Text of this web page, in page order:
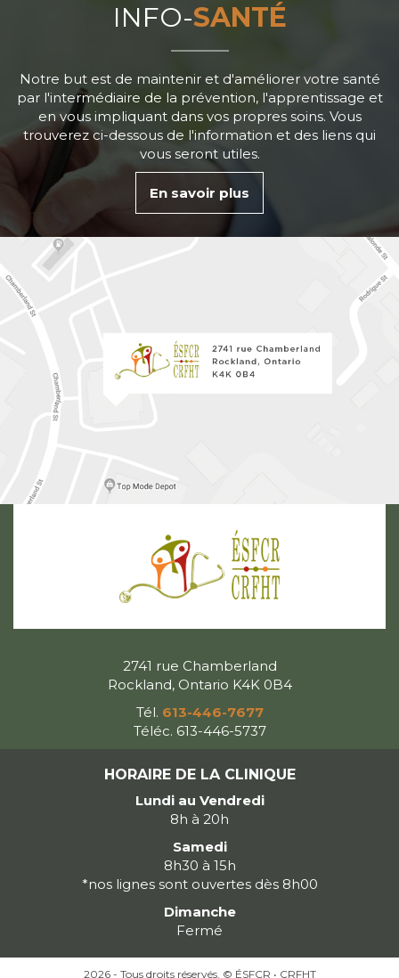
INFO-SANTÉ
Notre but est de maintenir et d'améliorer votre santé
par l'intermédiaire de la prévention, l'apprentissage et
en vous impliquant dans vos propres soins. Vous
trouverez ci-dessous de l'information et des liens qui
vous seront utiles.
En savoir plus
2741 rue Chamberland
Rockland, Ontario K4K 0B4
Tél. 613-446-7677
Téléc. 613-446-5737
HORAIRE DE LA CLINIQUE
Lundi au Vendredi
8h à 20h
Samedi
8h30 à 15h
*nos lignes sont ouvertes dès 8h00
Dimanche
Fermé
2026 - Tous droits réservés. © ÉSFCR • CRFHT